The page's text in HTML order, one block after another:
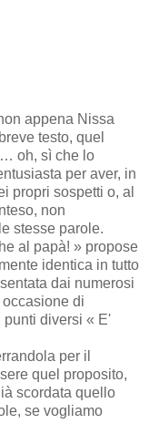
appena Nissa
testo, quel
oh, sì che lo
per aver, in
propri sospetti o, al
non
stesse parole.
al papà! » propose
identica in tutto
dai numerosi
di
punti diversi « E'
per il
quel proposito,
scordata quello
se vogliamo